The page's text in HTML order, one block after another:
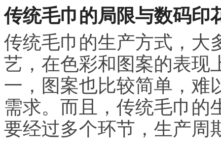
传统毛巾的局限与数码印
传统毛巾的生产方式，大
艺，在色彩和图案的表现
一，图案也比较简单，难
需求。而且，传统毛巾的
要经过多个环节，生产周